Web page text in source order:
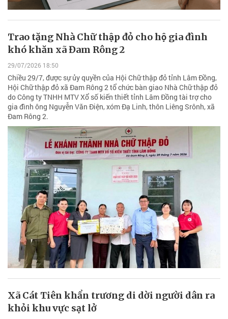
Trao tặng Nhà Chữ thập đỏ cho hộ gia đình
khó khăn xã Đam Rông 2
29/07/2026 18:50
Chiều 29/7, được sự ủy quyền của Hội Chữ thập đỏ tỉnh Lâm Đồng,
Hội Chữ thập đỏ xã Đam Rông 2 tổ chức bàn giao Nhà Chữ thập đỏ
do Công ty TNHH MTV Xổ số kiến thiết tỉnh Lâm Đồng tài trợ cho
gia đình ông Nguyễn Văn Điện, xóm Đạ Linh, thôn Liêng Srônh, xã
Đam Rông 2.
Xã Cát Tiên khẩn trương di dời người dân ra
khỏi khu vực sạt lở